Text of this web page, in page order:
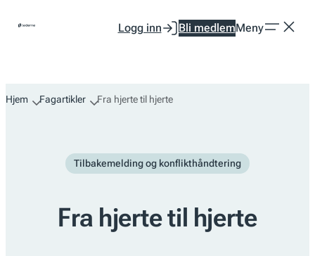
Logg inn Bli medlemMeny
Hjem Fagartikler Fra hjerte til hjerte
Tilbakemelding og konflikthåndtering
Fra hjerte til hjerte